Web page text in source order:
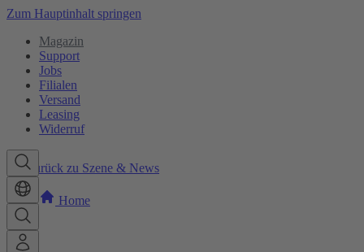
Zum Hauptinhalt springen
Magazin
Support
Jobs
Filialen
Versand
Leasing
Widerruf
Zurück zu Szene & News
Home